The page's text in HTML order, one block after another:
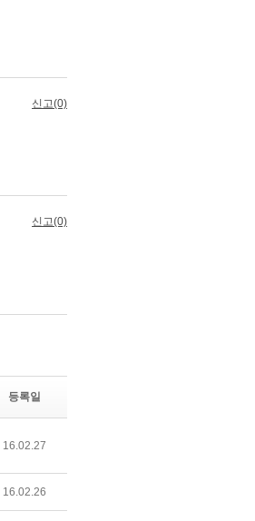
등록일
16.02.27
16.02.26